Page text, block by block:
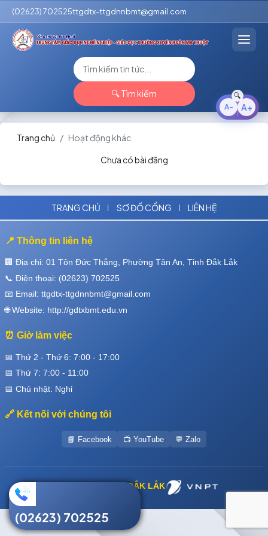
(02623) 702525ttgdtx-ttgdnnbmt@gmail.com
🔍 Tìm kiếm
Trang chủ Hoạt động khác
Chưa có bài đăng
TRANG CHỦ SƠ ĐỒ CỔNG LIÊN HỆ
📍 Thông tin liên hệ
🏢 Địa chỉ: 01 Tôn Đức Thắng, Phường Tân An, Tỉnh Đắk Lắk
📞 Điện thoại: (02623) 702525
📧 Email: ttgdtx-ttgdnnbmt@gmail.com
🌐 Website: http://gdtxbmt.edu.vn
⏰ Giờ làm việc
📅 Thứ 2 - Thứ 6: 7:00 - 17:00
📅 Thứ 7: 7:00 - 11:00
📅 Chủ nhật: Nghỉ
🔗 Kết nối với chúng tôi
📘 Facebook 📺 YouTube 💬 Zalo
VNPT ĐẮK LẮK
(02623) 702525